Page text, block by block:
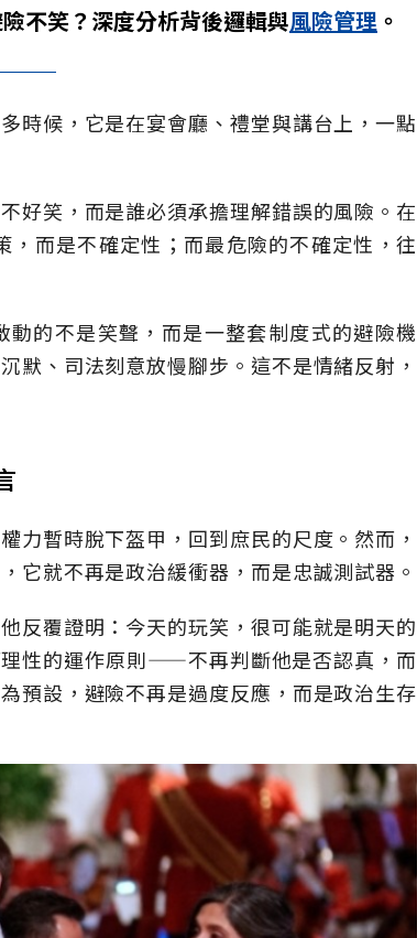
不笑？深度分析背後邏輯與風險管理 。
時候，它是在宴會廳、禮堂與講台上，一點
好笑，而是誰必須承擔理解錯誤的風險。在
而是不確定性；而最危險的不確定性，往
的不是笑聲，而是一整套制度式的避險機
默、司法刻意放慢腳步。這不是情緒反射，
力暫時脫下盔甲，回到庶民的尺度。然而，
它就不再是政治緩衝器，而是忠誠測試器。
反覆證明：今天的玩笑，很可能就是明天的
性的運作原則——不再判斷他是否認真，而
預設，避險不再是過度反應，而是政治生存